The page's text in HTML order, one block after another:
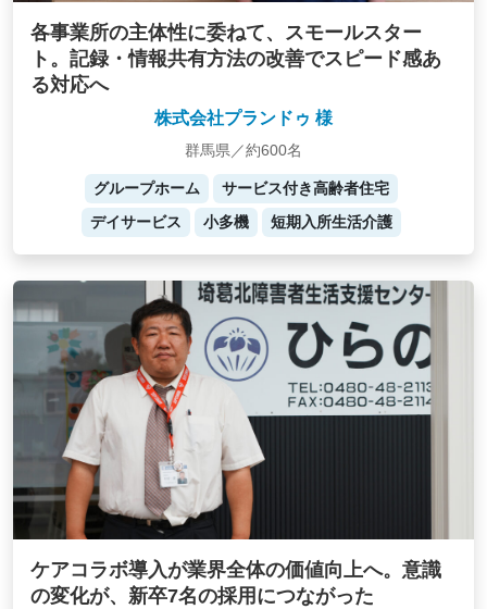
各事業所の主体性に委ねて、スモールスター
ト。記録・情報共有方法の改善でスピード感あ
る対応へ
株式会社プランドゥ 様
群馬県／約600名
グループホーム
サービス付き高齢者住宅
デイサービス
小多機 短期入所生活介護
ケアコラボ導入が業界全体の価値向上へ。意識
の変化が、新卒7名の採用につながった